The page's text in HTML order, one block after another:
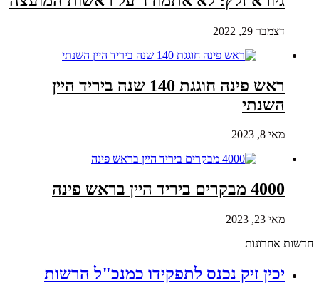
דצמבר 29, 2022
ראש פינה חוגגת 140 שנה ביריד היין
השנתי
מאי 8, 2023
4000 מבקרים ביריד היין בראש פינה
מאי 23, 2023
חדשות אחרונות
יכין זיק נכנס לתפקידו כמנכ"ל הרשות